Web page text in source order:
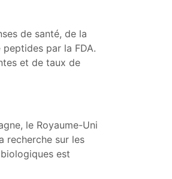
de santé, de la
par la FDA.
et de taux de
le Royaume-Uni
recherche sur les
est